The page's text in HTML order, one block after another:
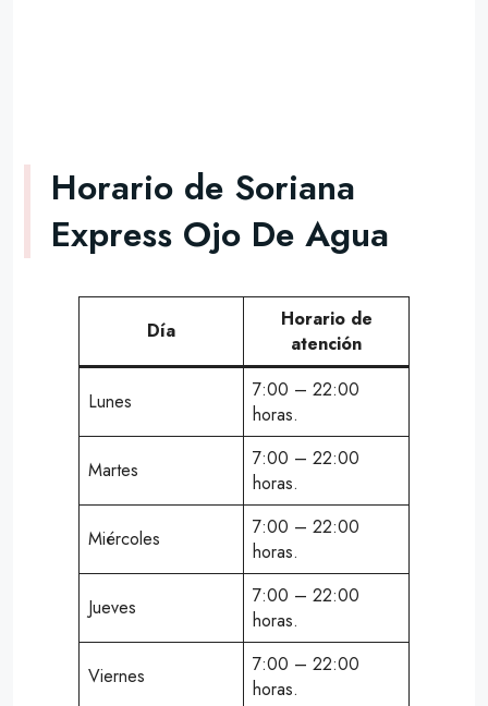
Horario de Soriana
Express Ojo De Agua
Día
Horario de
atención
Lunes
7:00 – 22:00
horas.
Martes
7:00 – 22:00
horas.
Miércoles
7:00 – 22:00
horas.
Jueves
7:00 – 22:00
horas.
Viernes
7:00 – 22:00
horas.